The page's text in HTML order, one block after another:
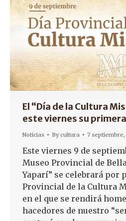
El “Día de la Cultura
este viernes su
Noticias Bycultura 7
Este viernes 9 de
Museo Provincial de
Yaparí” se celebrará por
Provincial de la Cultura
en el que se rendirá
hacedores de nuestro